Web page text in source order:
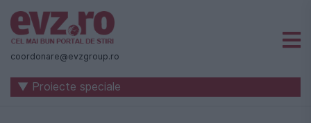
Știri
naționale
internaționale
coordonare@evzgroup.ro
▼ Proiecte speciale